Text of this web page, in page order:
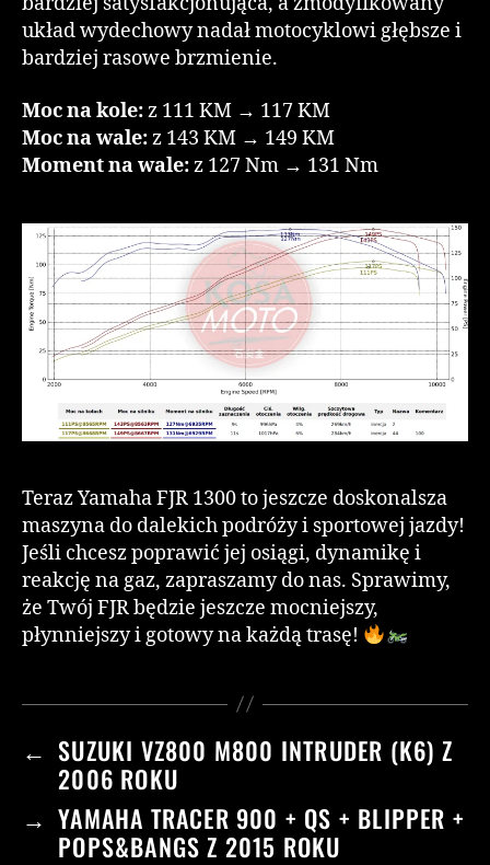
układ wydechowy nadał motocyklowi głębsze i
bardziej rasowe brzmienie.
Moc na kole:z 111 KM → 117 KM
Moc na wale:z 143 KM → 149 KM
Moment na wale:z 127 Nm → 131 Nm
Teraz Yamaha FJR 1300 to jeszcze doskonalsza
maszyna do dalekich podróży i sportowej jazdy!
Jeśli chcesz poprawić jej osiągi, dynamikę i
reakcję na gaz, zapraszamy do nas. Sprawimy,
że Twój FJR będzie jeszcze mocniejszy,
płynniejszy i gotowy na każdą trasę!
← SUZUKI VZ800 M800 INTRUDER (K6) Z
2006 ROKU
→ YAMAHA TRACER 900 + QS + BLIPPER +
POPS&BANGS Z 2015 ROKU